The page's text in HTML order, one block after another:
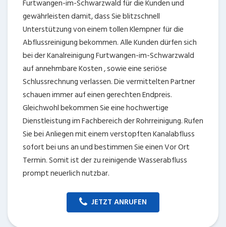
Furtwangen-im-Schwarzwald für die Kunden und
gewährleisten damit, dass Sie blitzschnell
Unterstützung von einem tollen Klempner für die
Abflussreinigung bekommen. Alle Kunden dürfen sich
bei der Kanalreinigung Furtwangen-im-Schwarzwald
auf annehmbare Kosten , sowie eine seriöse
Schlussrechnung verlassen. Die vermittelten Partner
schauen immer auf einen gerechten Endpreis.
Gleichwohl bekommen Sie eine hochwertige
Dienstleistung im Fachbereich der Rohrreinigung. Rufen
Sie bei Anliegen mit einem verstopften Kanalabfluss
sofort bei uns an und bestimmen Sie einen Vor Ort
Termin. Somit ist der zu reinigende Wasserabfluss
prompt neuerlich nutzbar.
JETZT ANRUFEN